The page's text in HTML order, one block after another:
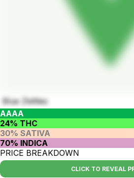
Blue Zkittles
AAAA
24% THC
30% SATIVA
70% INDICA
PRICE BREAKDOWN
CLICK TO REVEAL